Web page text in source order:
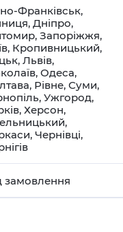
Франківськ,
, Дніпро,
, Запоріжжя,
, Кропивницький,
, Львів,
, Одеса,
, Рівне, Суми,
, Ужгород,
, Херсон,
,
, Чернівці,
замовлення